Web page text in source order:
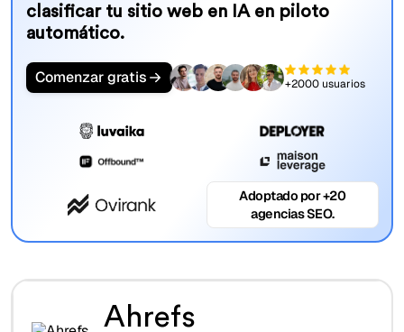
clasificar tu sitio web en IA en piloto
automático.
Comenzar gratis +2000 usuarios
Adoptado por +20
agencias SEO.
Ahrefs